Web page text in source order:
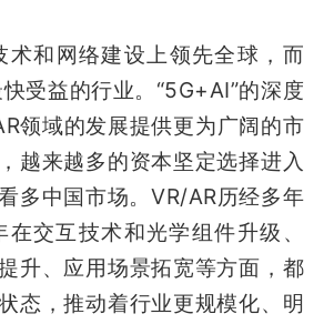
术和网络建设上领先全球，而
受益的行业。“5G+AI”的深度
领域的发展提供更为广阔的市
越来越多的资本坚定选择进入
多中国市场。VR/AR历经多年
交互技术和光学组件升级、
升、应用场景拓宽等方面，都
态，推动着行业更规模化、明